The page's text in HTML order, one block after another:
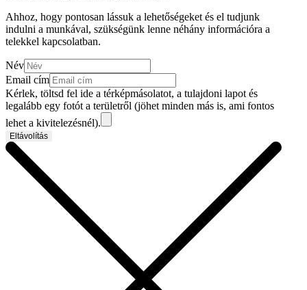
Ahhoz, hogy pontosan lássuk a lehetőségeket és el tudjunk
indulni a munkával, szükségünk lenne néhány információra a
telekkel kapcsolatban.
Név
Email cím
Kérlek, töltsd fel ide a térképmásolatot, a tulajdoni lapot és
legalább egy fotót a területről (jöhet minden más is, ami fontos
lehet a kivitelezésnél).
Eltávolítás